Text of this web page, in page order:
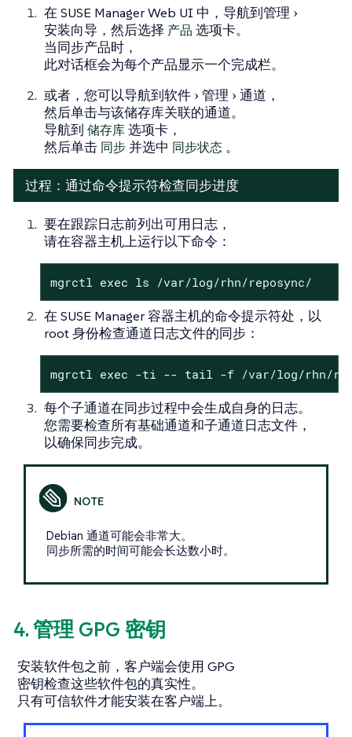
在 SUSE Manager Web UI 中，导航到管理
安装向导 ，然后选择 产品 选项卡。
当同步产品时，
此对话框会为每个产品显示一个完成栏。
或者，您可以导航到软件 管理 通道 ，
然后单击与该储存库关联的通道。
导航到 储存库选项卡，
然后单击 同步 并选中 同步状态 。
过程：通过命令提示符检查同步进度
要在跟踪日志前列出可用日志，
请在容器主机上运行以下命令：
mgrctl exec ls /var/log/rhn/reposync/
在 SUSE Manager 容器主机的命令提示符处，以
root 身份检查通道日志文件的同步：
mgrctl exec -ti -- tail -f /var/log/rhn/
每个子通道在同步过程中会生成自身的日志。
您需要检查所有基础通道和子通道日志文件，
以确保同步完成。
Debian 通道可能会非常大。
同步所需的时间可能会长达数小时。
4. 管理 GPG 密钥
安装软件包之前，客户端会使用 GPG
密钥检查这些软件包的真实性。
只有可信软件才能安装在客户端上。